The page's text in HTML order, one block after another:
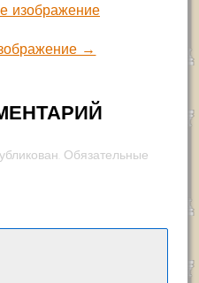
изображение
→
Обязательные